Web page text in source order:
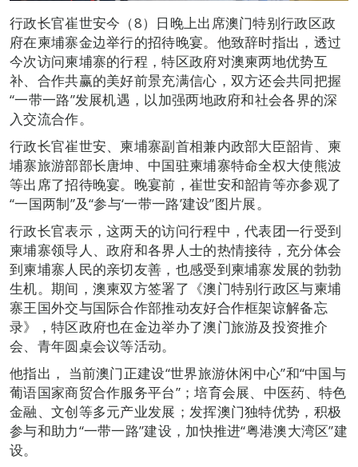
行政长官崔世安今（8）日晚上出席澳门特别行政区政
府在柬埔寨金边举行的招待晚宴。他致辞时指出，透过
今次访问柬埔寨的行程，特区政府对澳柬两地优势互
补、合作共赢的美好前景充满信心，双方还会共同把握
“一带一路”发展机遇，以加强两地政府和社会各界的深
入交流合作。
行政长官崔世安、柬埔寨副首相兼内政部大臣韶肯、柬
埔寨旅游部部长唐坤、中国驻柬埔寨特命全权大使熊波
等出席了招待晚宴。晚宴前，崔世安和韶肯等亦参观了
“一国两制”及“参与‘一带一路’建设”图片展。
行政长官表示，这两天的访问行程中，代表团一行受到
柬埔寨领导人、政府和各界人士的热情接待，充分体会
到柬埔寨人民的亲切友善，也感受到柬埔寨发展的勃勃
生机。期间，澳柬双方签署了《澳门特别行政区与柬埔
寨王国外交与国际合作部推动友好合作框架谅解备忘
录》，特区政府也在金边举办了澳门旅游及投资推介
会、青年圆桌会议等活动。
他指出， 当前澳门正建设“世界旅游休闲中心”和“中国与
葡语国家商贸合作服务平台”；培育会展、中医药、特色
金融、文创等多元产业发展；发挥澳门独特优势，积极
参与和助力“一带一路”建设，加快推进“粤港澳大湾区”建
设。